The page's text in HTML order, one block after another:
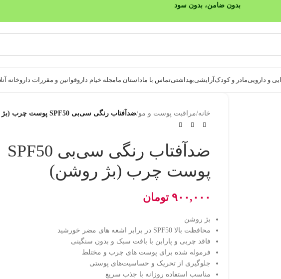
بدون ضامن، بدون سود
و داروییمادر و کودک آرایشیبهداشتیتماس با ماداستان مامجله خیام داروقوانین و مقررات داروخانه
خانه/مراقبت پوست و مو/ضدآفتاب رنگی سی‌بی SPF50 پوست چرب (بژ روشن)
ضدآفتاب رنگی سی‌بی SPF50
پوست چرب (بژ روشن)
۹۰۰,۰۰۰ تومان
بژ روشن
محافظت بالا SPF50 در برابر اشعه‌ های مضر خورشید
فاقد چربی و پارابن با بافت سبک و بدون سنگینی
فرموله‌ شده برای پوست‌ های چرب و مختلط
جلوگیری از تحریک و حساسیت‌های پوستی
مناسب استفاده روزانه با جذب سریع